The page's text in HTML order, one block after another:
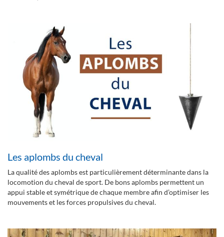
Les aplombs du cheval
La qualité des aplombs est particulièrement déterminante dans la
locomotion du cheval de sport. De bons aplombs permettent un
appui stable et symétrique de chaque membre afin d’optimiser les
mouvements et les forces propulsives du cheval.